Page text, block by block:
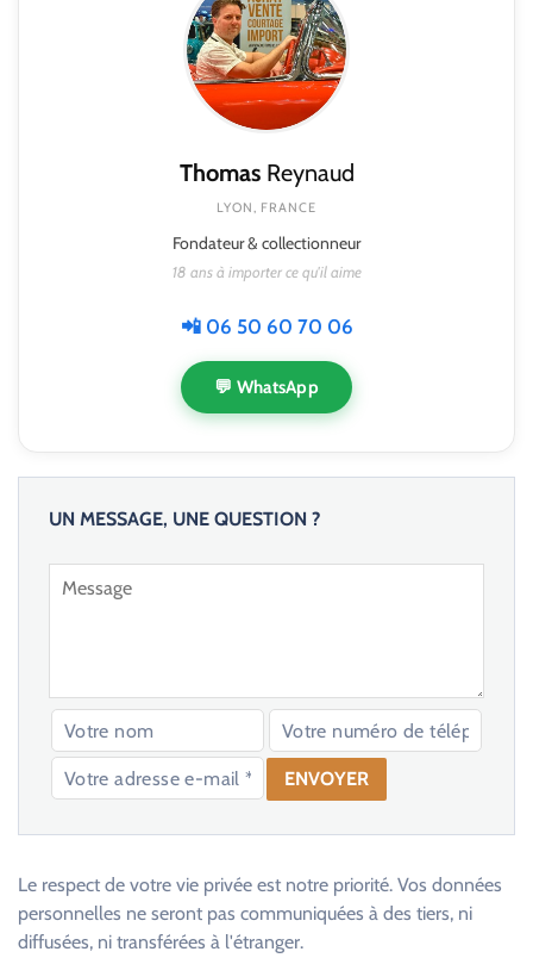
ThomasReynaud
LYON, FRANCE
Fondateur & collectionneur
18 ans à importer ce qu'il aime
📲 06 50 60 70 06
💬 WhatsApp
UN MESSAGE, UNE QUESTION ?
Le respect de votre vie privée est notre priorité. Vos données
personnelles ne seront pas communiquées à des tiers, ni
diffusées, ni transférées à l'étranger.